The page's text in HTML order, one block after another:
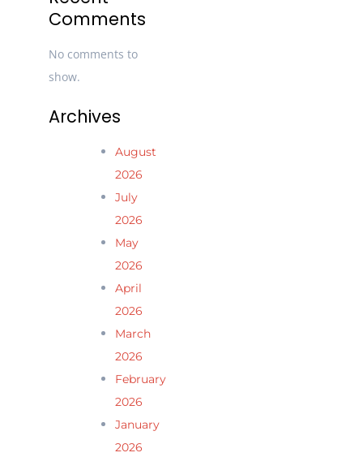
Comments
No comments to
show.
Archives
August
2026
July
2026
May
2026
April
2026
March
2026
February
2026
January
2026